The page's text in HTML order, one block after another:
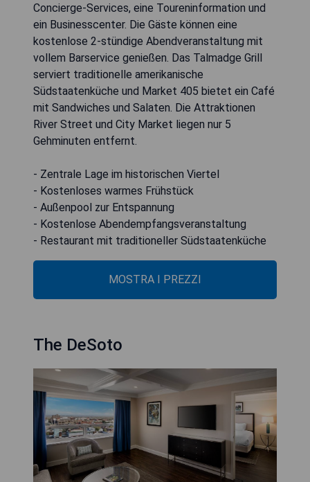
Concierge-Services, eine Toureninformation und
ein Businesscenter. Die Gäste können eine
kostenlose 2-stündige Abendveranstaltung mit
vollem Barservice genießen. Das Talmadge Grill
serviert traditionelle amerikanische
Südstaatenküche und Market 405 bietet ein Café
mit Sandwiches und Salaten. Die Attraktionen
River Street und City Market liegen nur 5
Gehminuten entfernt.
- Zentrale Lage im historischen Viertel
- Kostenloses warmes Frühstück
- Außenpool zur Entspannung
- Kostenlose Abendempfangsveranstaltung
- Restaurant mit traditioneller Südstaatenküche
MOSTRA I PREZZI
The DeSoto